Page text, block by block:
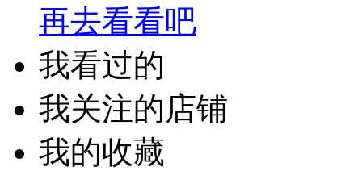
再去看看吧
我看过的
我关注的店铺
我的收藏